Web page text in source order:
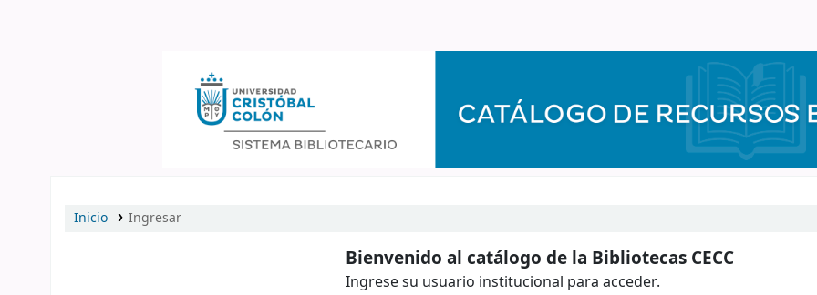
Inicio Ingresar
Bienvenido al catálogo de la Bibliotecas CECC
Ingrese su usuario institucional para acceder.